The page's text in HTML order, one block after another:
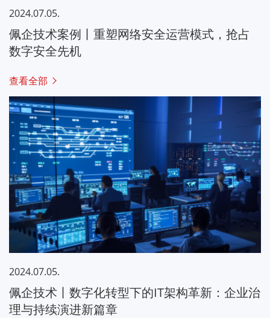
2024.07.05.
佩企技术案例丨重塑网络安全运营模式，抢占
数字安全先机
查看全部
2024.07.05.
佩企技术丨数字化转型下的IT架构革新：企业治
理与持续演进新篇章